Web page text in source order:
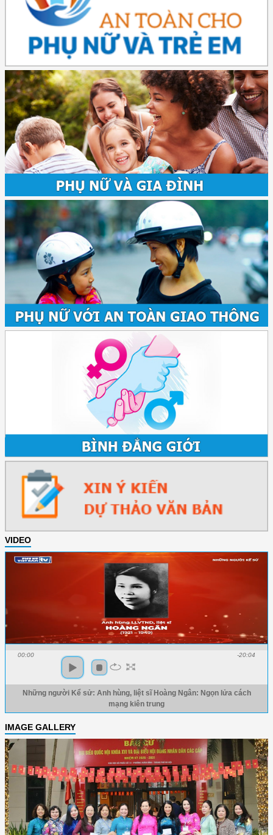
VIDEO
00:00 -20:04
Những người Kể sử: Anh hùng, liệt sĩ Hoàng Ngân: Ngọn lửa cách
mạng kiên trung
IMAGE GALLERY